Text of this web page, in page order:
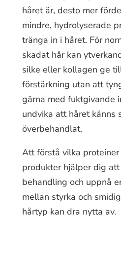
håret är, desto mer
mindre, hydrolyserade
tränga in i håret. För
skadat hår kan
silke eller kollagen ge
förstärkning utan att
gärna med fuktgivande
undvika att håret känns
överbehandlat.
Att förstå vilka
produkter hjälper dig
behandling och uppnå
mellan styrka och
hårtyp kan dra nytta av.